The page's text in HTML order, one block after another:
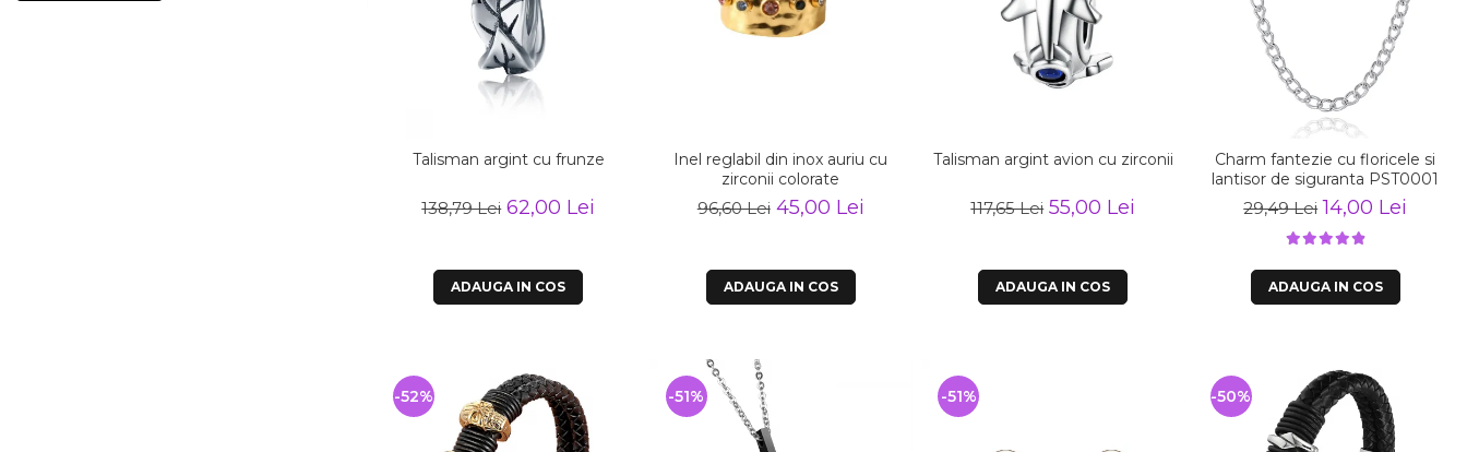
Talisman argint cu frunze
138,79 Lei 62,00 Lei
ADAUGA IN COS
Inel reglabil din inox auriu cu
zirconii colorate
96,60 Lei 45,00 Lei
ADAUGA IN COS
Talisman argint avion cu zirconii
117,65 Lei 55,00 Lei
ADAUGA IN COS
Charm fantezie cu floricele si
lantisor de siguranta PST0001
29,49 Lei 14,00 Lei
ADAUGA IN COS
-52% -51% -51% -50%